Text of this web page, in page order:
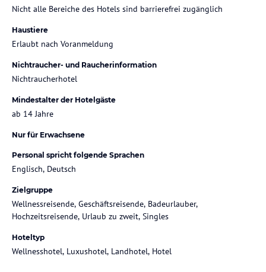
Nicht alle Bereiche des Hotels sind barrierefrei zugänglich
Haustiere
Erlaubt nach Voranmeldung
Nichtraucher- und Raucherinformation
Nichtraucherhotel
Mindestalter der Hotelgäste
ab 14 Jahre
Nur für Erwachsene
Personal spricht folgende Sprachen
Englisch, Deutsch
Zielgruppe
Wellnessreisende, Geschäftsreisende, Badeurlauber,
Hochzeitsreisende, Urlaub zu zweit, Singles
Hoteltyp
Wellnesshotel, Luxushotel, Landhotel, Hotel